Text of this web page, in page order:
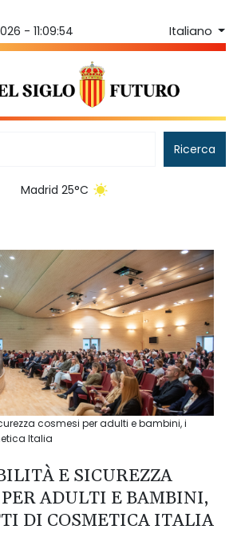
- 11:09:54 Italiano
Ricerca
Madrid 25°C
cosmesi per adulti e bambini, i
Italia
E SICUREZZA
ADULTI E BAMBINI,
DI COSMETICA ITALIA